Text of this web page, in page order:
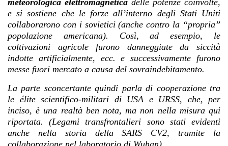
meteorologica elettromagnetica delle potenze coinvolte,
e si sostiene che le forze all’interno degli Stati Uniti
collaborarono con i sovietici (anche contro la “propria”
popolazione americana). Così, ad esempio, le
coltivazioni agricole furono danneggiate da siccità
indotte artificialmente, ecc. e successivamente furono
messe fuori mercato a causa del sovraindebitamento.
La parte sconcertante quindi parla di cooperazione tra
le élite scientifico-militari di USA e URSS, che, per
inciso, è una realtà ben nota, ma non nella misura qui
riportata. (Legami transfrontalieri sono stati evidenti
anche nella storia della SARS CV2, tramite la